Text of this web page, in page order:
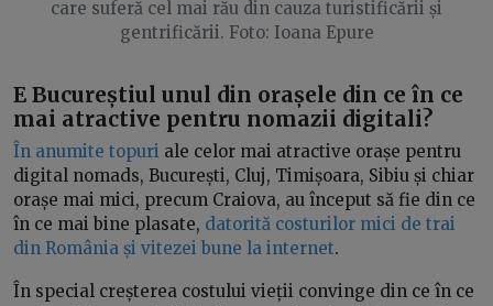
care suferă cel mai rău din cauza turistificării și
gentrificării. Foto: Ioana Epure
E Bucureștiul unul din orașele din ce în ce
mai atractive pentru nomazii digitali?
În anumite topuri ale celor mai atractive orașe pentru
digital nomads, București, Cluj, Timișoara, Sibiu și chiar
orașe mai mici, precum Craiova, au început să fie din ce
în ce mai bine plasate, datorită costurilor mici de trai
din România și vitezei bune la internet.
În special creșterea costului vieții convinge din ce în ce